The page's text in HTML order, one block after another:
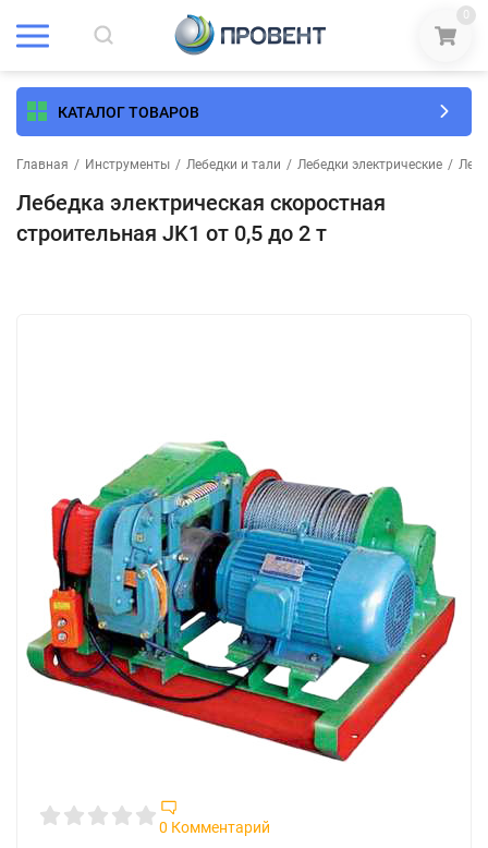
0
КАТАЛОГ ТОВАРОВ
Главная / Инструменты / Лебедки и тали / Лебедки электрические /
Лебедка электрическая скоростная
строительная JK1 от 0,5 до 2 т
0 Комментарий